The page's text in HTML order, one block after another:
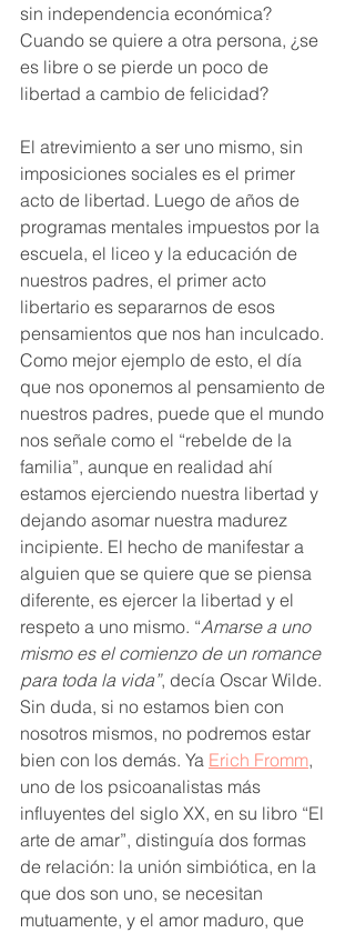
sin independencia económica?
Cuando se quiere a otra persona, ¿se
es libre o se pierde un poco de
libertad a cambio de felicidad?
El atrevimiento a ser uno mismo, sin
imposiciones sociales es el primer
acto de libertad. Luego de años de
programas mentales impuestos por la
escuela, el liceo y la educación de
nuestros padres, el primer acto
libertario es separarnos de esos
pensamientos que nos han inculcado.
Como mejor ejemplo de esto, el día
que nos oponemos al pensamiento de
nuestros padres, puede que el mundo
nos señale como el “rebelde de la
familia”, aunque en realidad ahí
estamos ejerciendo nuestra libertad y
dejando asomar nuestra madurez
incipiente. El hecho de manifestar a
alguien que se quiere que se piensa
diferente, es ejercer la libertad y el
respeto a uno mismo. “Amarse a uno
mismo es el comienzo de un romance
para toda la vida”, decía Oscar Wilde.
Sin duda, si no estamos bien con
nosotros mismos, no podremos estar
bien con los demás. Ya Erich Fromm,
uno de los psicoanalistas más
influyentes del siglo XX, en su libro “El
arte de amar”, distinguía dos formas
de relación: la unión simbiótica, en la
que dos son uno, se necesitan
mutuamente, y el amor maduro, que